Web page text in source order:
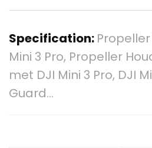
Specification:
Mini 3 Pro, Propeller
met DJI Mini 3 Pro, DJI
Guard…